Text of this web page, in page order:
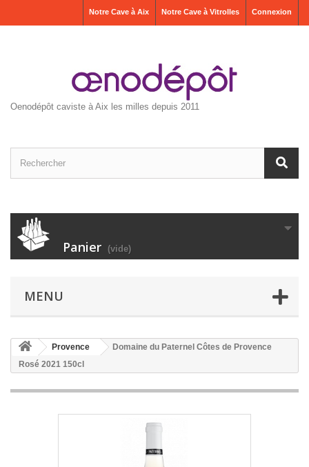
Connexion
Notre Cave à Vitrolles
Notre Cave à Aix
Oenodépôt caviste à Aix les milles depuis 2011
Panier (vide)
MENU
Provence
Domaine du Paternel Côtes de Provence
Rosé 2021 150cl